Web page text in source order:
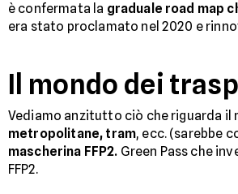
è confermata la graduale road map
era stato proclamato nel 2020 e
Il mondo dei
Vediamo anzitutto ciò che riguarda il
metropolitane, tram, ecc. (sarebbe
mascherina FFP2. Green Pass che
FFP2.